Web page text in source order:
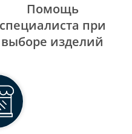
Помощь
специалиста при
выборе изделий